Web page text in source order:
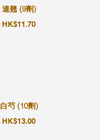
連翹 (9劑)
HK$11.70
白芍 (10劑)
HK$13.00